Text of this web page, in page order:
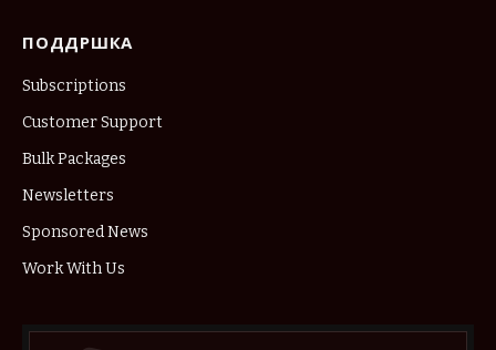
ПОДДРШКА
Subscriptions
Customer Support
Bulk Packages
Newsletters
Sponsored News
Work With Us